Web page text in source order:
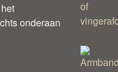
onderaan